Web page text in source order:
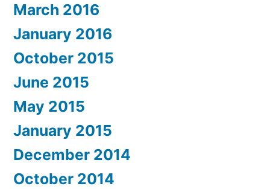
March 2016
January 2016
October 2015
June 2015
May 2015
January 2015
December 2014
October 2014